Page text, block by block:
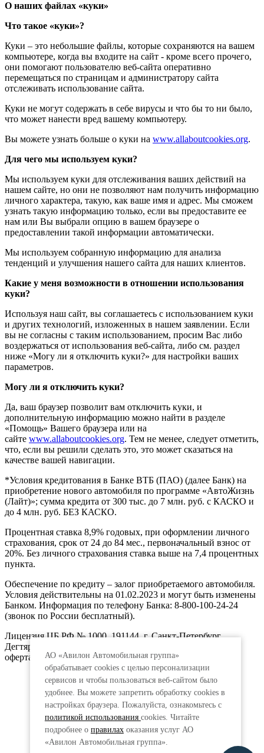
АО «Авилон Автомобильная группа»
обрабатывает cookies с целью персонализации
сервисов и чтобы пользоваться веб-сайтом было
удобнее. Вы можете запретить обработку сookies в
настройках браузера. Пожалуйста, ознакомьтесь с
политикой использования cookies. Читайте
подробнее о правилахоказания услуг АО
«Авилон Автомобильная группа».
О наших файлах «куки»
Что такое «куки»?
Куки – это небольшие файлы, которые сохраняются на вашем
компьютере, когда вы входите на сайт - кроме всего прочего,
они помогают пользователю веб-сайта оперативно
перемещаться по страницам и администратору сайта
отслеживать использование сайта.
Куки не могут содержать в себе вирусы и что бы то ни было,
что может нанести вред вашему компьютеру.
Вы можете узнать больше о куки на www.allaboutcookies.org.
Для чего мы используем куки?
Мы используем куки для отслеживания ваших действий на
нашем сайте, но они не позволяют нам получить информацию
личного характера, такую, как ваше имя и адрес. Мы сможем
узнать такую информацию только, если вы предоставите ее
нам или Вы выбрали опцию в вашем браузере о
предоставлении такой информации автоматически.
Мы используем собранную информацию для анализа
тенденций и улучшения нашего сайта для наших клиентов.
Какие у меня возможности в отношении использования
куки?
Используя наш сайт, вы соглашаетесь с использованием куки
и других технологий, изложенных в нашем заявлении. Если
вы не согласны с таким использованием, просим Вас либо
воздержаться от использования веб-сайта, либо см. раздел
ниже «Могу ли я отключить куки?» для настройки ваших
параметров.
Могу ли я отключить куки?
Да, ваш браузер позволит вам отключить куки, и
дополнительную информацию можно найти в разделе
«Помощь» Вашего браузера или на
сайте www.allaboutcookies.org. Тем не менее, следует отметить,
что, если вы решили сделать это, это может сказаться на
качестве вашей навигации.
*Условия кредитования в Банке ВТБ (ПАО) (далее Банк) на
приобретение нового автомобиля по программе «АвтоЖизнь
(Лайт)»; сумма кредита от 300 тыс. до 7 млн. руб. с КАСКО и
до 4 млн. руб. БЕЗ КАСКО.
Процентная ставка 8,9% годовых, при оформлении личного
страхования, срок от 24 до 84 мес., первоначальный взнос от
20%. Без личного страхования ставка выше на 7,4 процентных
пункта.
Обеспечение по кредиту – залог приобретаемого автомобиля.
Условия действительны на 01.02.2023 и могут быть изменены
Банком. Информация по телефону Банка: 8-800-100-24-24
(звонок по России бесплатный).
Лицензия ЦБ РФ № 1000, 191144, г. Санкт-Петербург,
Дегтярный пер., д.11, лит.А. www.vtb.ru. Реклама 0+. Не
оферта.